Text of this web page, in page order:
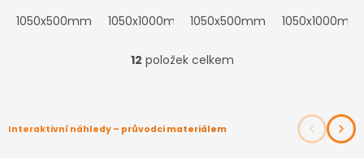
1050x500mm 1050x1000mm 1050x1500mm
snížená. Stav k --.--.----....
1050x500mm 1050x1000mm
O
d
12 položek celkem